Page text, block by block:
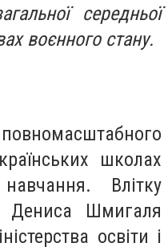
середньої
воєнного стану.
школах
Влітку
Дениса Шмигаля
освіти і